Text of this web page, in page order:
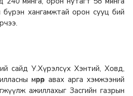
хангамжтай орон сууц бий
сайд У.Хүрэлсүх Хэнтий, Ховд,
мөрөөр авах арга хэмжээний
ажиллахыг Засгийн газрын